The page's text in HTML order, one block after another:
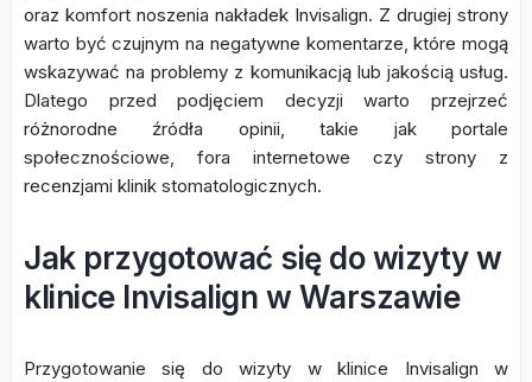
oraz komfort noszenia nakładek Invisalign. Z drugiej strony
warto być czujnym na negatywne komentarze, które mogą
wskazywać na problemy z komunikacją lub jakością usług.
Dlatego przed podjęciem decyzji warto przejrzeć
różnorodne źródła opinii, takie jak portale
społecznościowe, fora internetowe czy strony z
recenzjami klinik stomatologicznych.
Jak przygotować się do wizyty w
klinice Invisalign w Warszawie
Przygotowanie się do wizyty w klinice Invisalign w